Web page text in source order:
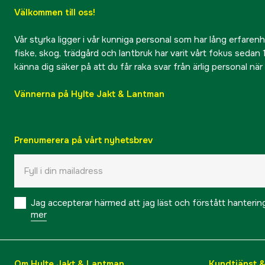
Välkommen till oss!
Vår styrka ligger i vår kunniga personal som har lång
fiske, skog, trädgård och lantbruk har varit vårt fokus sedan
känna dig säker på att du får raka svar från ärlig personal
Vännerna på Hylte Jakt & Lantman
Prenumerera på vårt nyhetsbrev
Jag accepterar härmed att jag läst och förstått
mer